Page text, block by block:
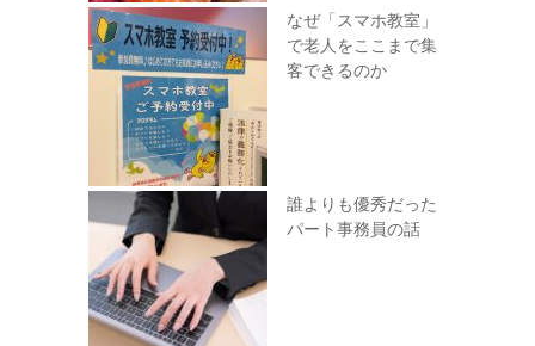
なぜ「スマホ教室」
で老人をここまで集
客できるのか
誰よりも優秀だった
パート事務員の話